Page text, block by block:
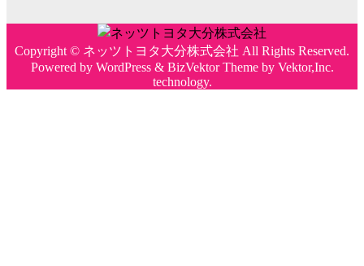
Copyright © ネッツトヨタ大分株式会社 All Rights Reserved.
Powered by WordPress& BizVektor Themeby Vektor,Inc.
technology.